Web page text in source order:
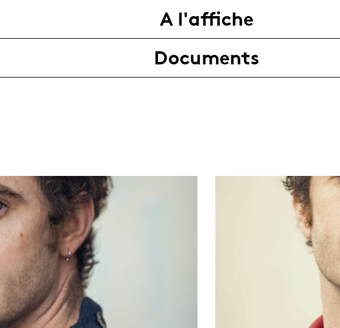
A l'affiche
Documents